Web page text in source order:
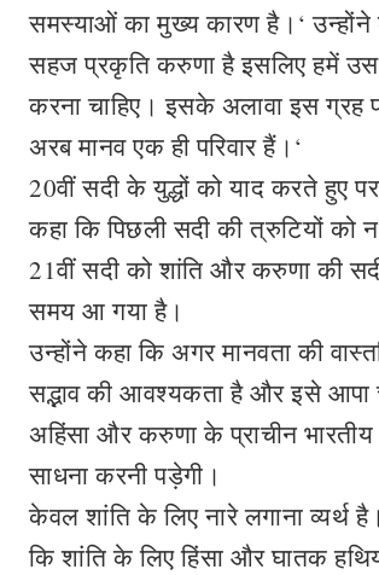
समस्याओं का मुख्य कारण है।‘ उन्होंने
सहज प्रकृति करुणा है इसलिए हमें
करना चाहिए। इसके अलावा इस ग्रह
अरब मानव एक ही परिवार हैं।‘
20वीं सदी के युद्धों को याद करते हुए
कहा कि पिछली सदी की त्रुटियों को
21वीं सदी को शांति और करुणा की
समय आ गया है।
उन्होंने कहा कि अगर मानवता की
सद्भाव की आवश्यकता है और इसे आपा
अहिंसा और करुणा के प्राचीन भारतीय
साधना करनी पड़ेगी।
केवल शांति के लिए नारे लगाना व्यर्थ
कि शांति के लिए हिंसा और घातक